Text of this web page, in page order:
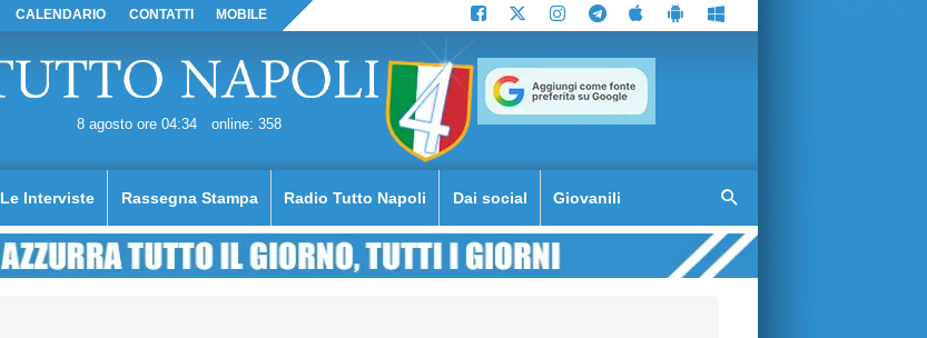
CALENDARIO CONTATTI MOBILE
8 agosto ore 04:34 online: 358
Le Interviste Rassegna Stampa Radio Tutto Napoli Dai social Giovanili